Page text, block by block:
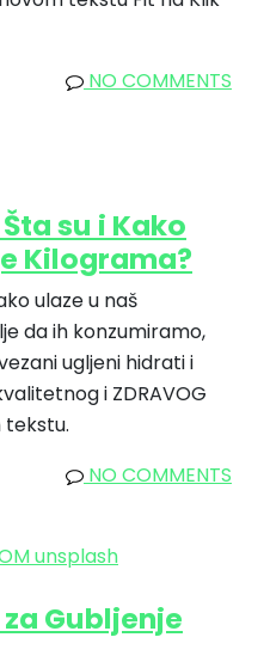
NO COMMENTS
su i Kako
Kilograma?
ulaze u naš
da ih konzumiramo,
ugljeni hidrati i
i ZDRAVOG
tekstu.
NO COMMENTS
Gubljenje